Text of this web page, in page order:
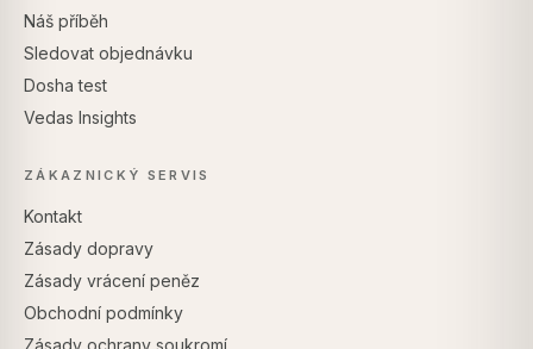
Náš příběh
Sledovat objednávku
Dosha test
Vedas Insights
ZÁKAZNICKÝ SERVIS
Kontakt
Zásady dopravy
Zásady vrácení peněz
Obchodní podmínky
Zásady ochrany soukromí